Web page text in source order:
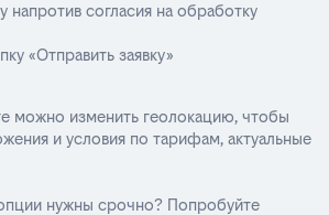
напротив согласия на обработку
«Отправить заявку»
можно изменить геолокацию, чтобы
и условия по тарифам, актуальные
нужны срочно? Попробуйте